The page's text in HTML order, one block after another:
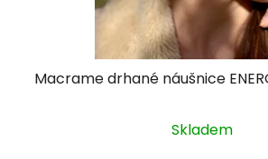
Macrame drhané náušnice
Skladem